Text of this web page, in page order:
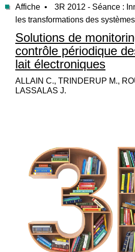
Affiche •
3R 2012 - Séance :
les transformations des
Solutions de
contrôle périodique
lait électroniques
ALLAIN C., TRINDERUP M.,
LASSALAS J.